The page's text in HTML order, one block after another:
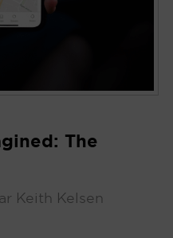
The
Keith Kelsen